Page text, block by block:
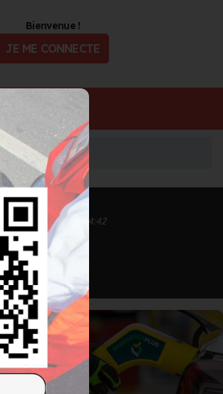
Bienvenue !
JE ME CONNECTE
d'Emploi
2020 à 15:20
le 19/05/2021 à 14:42